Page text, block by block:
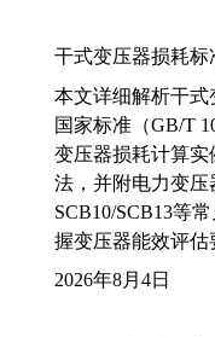
干式变压器损耗
本文详细解析干
国家标准（GB/T
变压器损耗计算
法，并附电力变
SCB10/SCB13等
握变压器能效评估
2026年8月4日